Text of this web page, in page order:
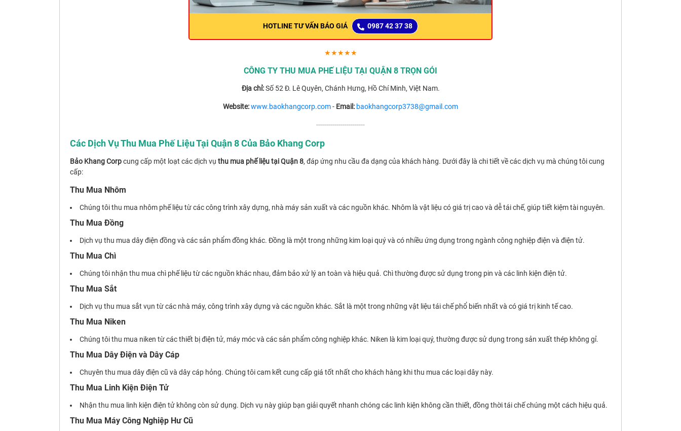
HOTLINE TƯ VẤN BÁO GIÁ 0987 42 37 38
★★★★★
CÔNG TY THU MUA PHẾ LIỆU TẠI QUẬN 8 TRỌN GÓI
Địa chỉ:Số 52 Đ. Lê Quyên, Chánh Hưng, Hồ Chí Minh, Việt Nam.
Website:www.baokhangcorp.com- Email: baokhangcorp3738@gmail.com
------------------------
Các Dịch Vụ Thu Mua Phế Liệu Tại Quận 8 Của Bảo Khang Corp
Bảo Khang Corpcung cấp một loạt các dịch vụ thu mua phế liệu tại Quận 8, đáp ứng nhu cầu đa dạng của khách hàng. Dưới đây là chi tiết về các dịch vụ mà chúng tôi cung
cấp:
Thu Mua Nhôm
Chúng tôi thu mua nhôm phế liệu từ các công trình xây dựng, nhà máy sản xuất và các nguồn khác. Nhôm là vật liệu có giá trị cao và dễ tái chế, giúp tiết kiệm tài nguyên.
Thu Mua Đồng
Dịch vụ thu mua dây điện đồng và các sản phẩm đồng khác. Đồng là một trong những kim loại quý và có nhiều ứng dụng trong ngành công nghiệp điện và điện tử.
Thu Mua Chì
Chúng tôi nhận thu mua chì phế liệu từ các nguồn khác nhau, đảm bảo xử lý an toàn và hiệu quả. Chì thường được sử dụng trong pin và các linh kiện điện tử.
Thu Mua Sắt
Dịch vụ thu mua sắt vụn từ các nhà máy, công trình xây dựng và các nguồn khác. Sắt là một trong những vật liệu tái chế phổ biến nhất và có giá trị kinh tế cao.
Thu Mua Niken
Chúng tôi thu mua niken từ các thiết bị điện tử, máy móc và các sản phẩm công nghiệp khác. Niken là kim loại quý, thường được sử dụng trong sản xuất thép không gỉ.
Thu Mua Dây Điện và Dây Cáp
Chuyên thu mua dây điện cũ và dây cáp hỏng. Chúng tôi cam kết cung cấp giá tốt nhất cho khách hàng khi thu mua các loại dây này.
Thu Mua Linh Kiện Điện Tử
Nhận thu mua linh kiện điện tử không còn sử dụng. Dịch vụ này giúp bạn giải quyết nhanh chóng các linh kiện không cần thiết, đồng thời tái chế chúng một cách hiệu quả.
Thu Mua Máy Công Nghiệp Hư Cũ